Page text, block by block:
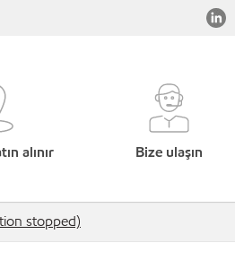
alınır Bize ulaşın
stopped)